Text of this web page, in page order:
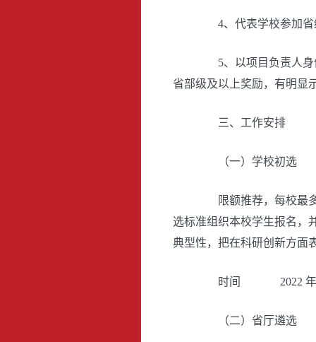
4、代表学校参加省
5、以项目负责人身份
省部级及以上奖励，有明显
三、工作安排
（一）学校初选
限额推荐，每校最多
选标准组织本校学生报名，
典型性，把在科研创新方面
时间 2022 年 5
（二）省厅遴选